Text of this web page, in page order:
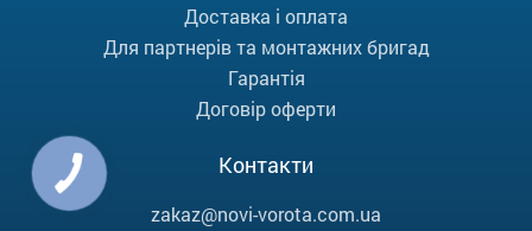
Доставка і оплата
Для партнерів та монтажних бригад
Гарантія
Договір оферти
Контакти
zakaz@novi-vorota.com.ua